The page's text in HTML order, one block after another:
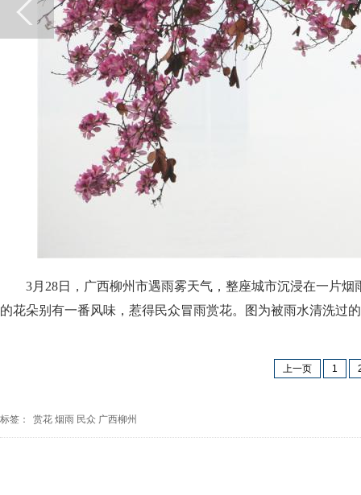
3月28日，广西柳州市遇雨雾天气，整座城市沉浸在一片
的花朵别有一番风味，惹得民众冒雨赏花。图为被雨水清洗过
上一页 1
标签： 赏花 烟雨 民众 广西柳州